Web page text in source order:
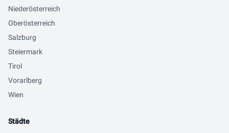
Niederösterreich
Oberösterreich
Salzburg
Steiermark
Tirol
Vorarlberg
Wien
Städte